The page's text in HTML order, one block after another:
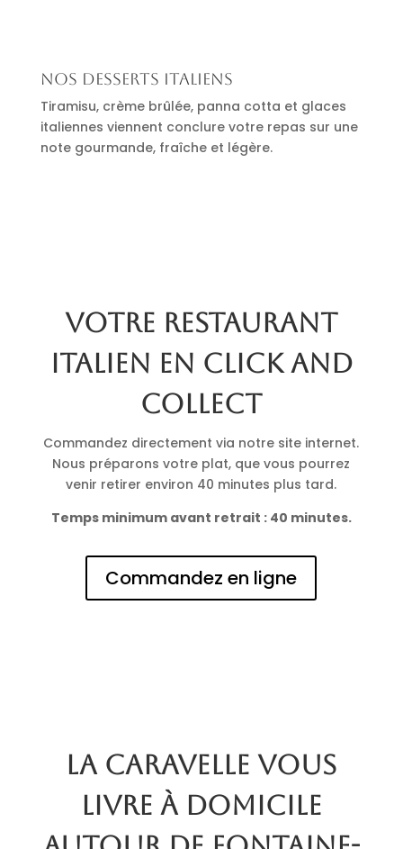
Nos desserts italiens
Tiramisu, crème brûlée, panna cotta et glaces
italiennes viennent conclure votre repas sur une
note gourmande, fraîche et légère.
Votre restaurant
italien en click and
collect
Commandez directement via notre site internet.
Nous préparons votre plat, que vous pourrez
venir retirer environ 40 minutes plus tard.
Temps minimum avant retrait : 40 minutes.
Commandez en ligne
La Caravelle vous
livre à domicile